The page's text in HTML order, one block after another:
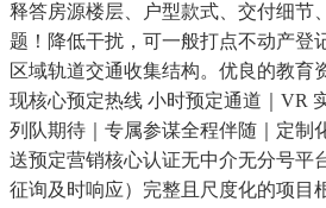
释答房源楼层、户型款式、交付细节
题！降低干扰，可一般打点不动产登
区域轨道交通收集结构。优良的教育
现核心预定热线 小时预定通道｜VR
列队期待｜专属参谋全程伴随｜定制
送预定营销核心认证无中介无分号平
征询及时响应）完整且尺度化的项目